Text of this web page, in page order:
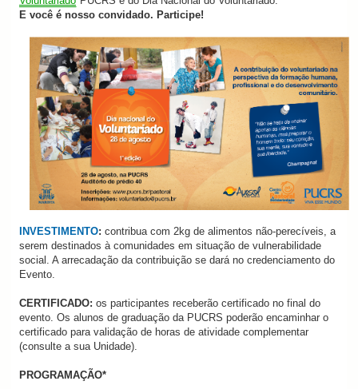
E você é nosso convidado. Participe!
INVESTIMENTO: contribua com 2kg de alimentos não-perecíveis, a
serem destinados à comunidades em situação de vulnerabilidade
social. A arrecadação da contribuição se dará no credenciamento do
Evento.
CERTIFICADO: os participantes receberão certificado no final do
evento. Os alunos de graduação da PUCRS poderão encaminhar o
certificado para validação de horas de atividade complementar
(consulte a sua Unidade).
PROGRAMAÇÃO*